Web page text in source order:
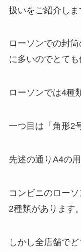
扱いをご紹介しま
ローソンでの封
に多いのでとても
ローソンでは4種
一つ目は「角形2
先述の通りA4の
コンビニのロー
2種類があります。
しかし全店舗で